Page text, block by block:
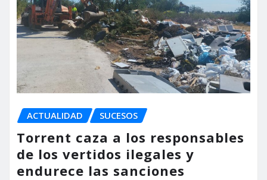
ACTUALIDAD SUCESOS
Torrent caza a los responsables
de los vertidos ilegales y
endurece las sanciones